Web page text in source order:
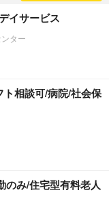
イサービス
ター
ト相談可/病院/社会保
のみ/住宅型有料老人